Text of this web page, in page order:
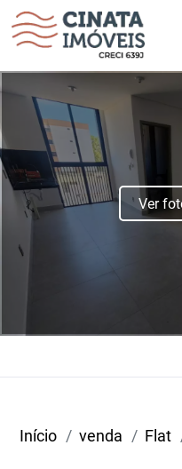
Ver
Início venda Flat